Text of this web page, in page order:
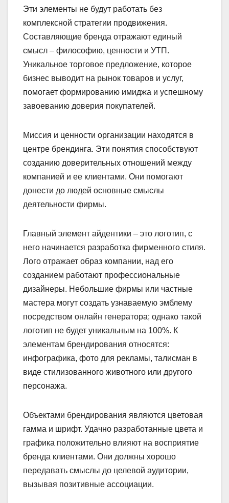
Эти элементы не будут работать без
комплексной стратегии продвижения.
Составляющие бренда отражают единый
смысл – философию, ценности и УТП.
Уникальное торговое предложение, которое
бизнес выводит на рынок товаров и услуг,
помогает формированию имиджа и успешному
завоеванию доверия покупателей.
Миссия и ценности организации находятся в
центре брендинга. Эти понятия способствуют
созданию доверительных отношений между
компанией и ее клиентами. Они помогают
донести до людей основные смыслы
деятельности фирмы.
Главный элемент айдентики – это логотип, с
него начинается разработка фирменного стиля.
Лого отражает образ компании, над его
созданием работают профессиональные
дизайнеры. Небольшие фирмы или частные
мастера могут создать узнаваемую эмблему
посредством онлайн генератора; однако такой
логотип не будет уникальным на 100%. К
элементам брендирования относятся:
инфографика, фото для рекламы, талисман в
виде стилизованного животного или другого
персонажа.
Объектами брендирования являются цветовая
гамма и шрифт. Удачно разработанные цвета и
графика положительно влияют на восприятие
бренда клиентами. Они должны хорошо
передавать смыслы до целевой аудитории,
вызывая позитивные ассоциации.